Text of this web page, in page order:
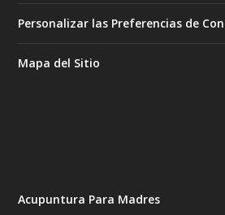
Personalizar las Preferencias de
Mapa del Sitio
Acupuntura Para Madres